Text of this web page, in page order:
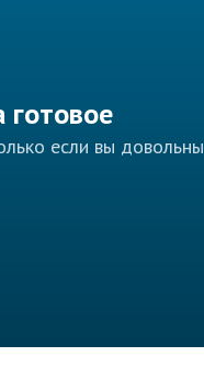
готовое
если вы довольны